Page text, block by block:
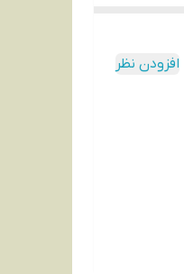
افزودن نظر